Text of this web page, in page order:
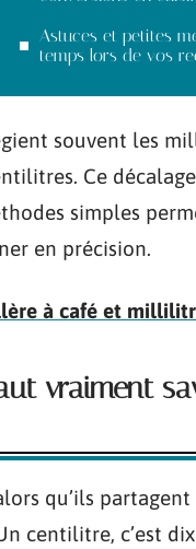
Astuces et petites
temps lors de vos
souvent les
Ce
simples
en précision.
à café et
vraiment
qu’ils
centilitre, c’est